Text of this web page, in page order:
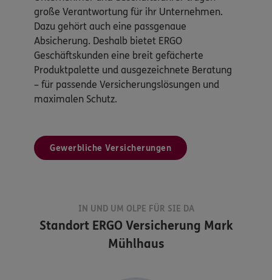
große Verantwortung für ihr Unternehmen.
Dazu gehört auch eine passgenaue
Absicherung. Deshalb bietet ERGO
Geschäftskunden eine breit gefächerte
Produktpalette und ausgezeichnete Beratung
– für passende Versicherungslösungen und
maximalen Schutz.
Gewerbliche Versicherungen
IN UND UM OLPE FÜR SIE DA
Standort ERGO Versicherung Mark
Mühlhaus